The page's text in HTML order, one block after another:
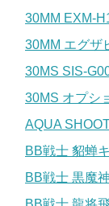
30MM EXM-
30MM エグザ
30MS SIS-
30MS オプシ
AQUA
BB戦士 貂蝉
BB戦士 黒魔